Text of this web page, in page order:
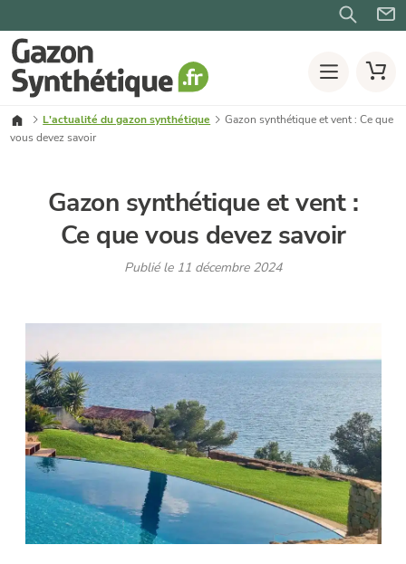
L'actualité du gazon synthétique
Gazon synthétique et vent : Ce que
vous devez savoir
Gazon synthétique et vent :
Ce que vous devez savoir
Publié le 11 décembre 2024